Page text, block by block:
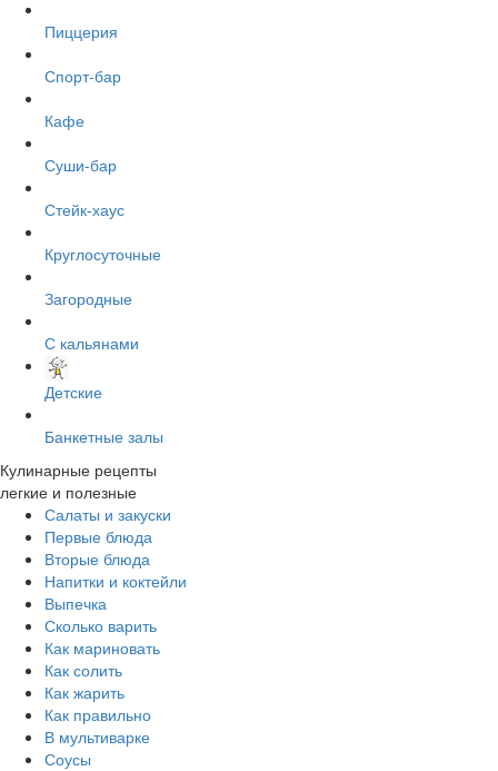
Пиццерия
Спорт-бар
Кафе
Суши-бар
Стейк-хаус
Круглосуточные
Загородные
С кальянами
Детские
Банкетные залы
Кулинарные рецепты
легкие и полезные
Салаты и закуски
Первые блюда
Вторые блюда
Напитки и коктейли
Выпечка
Сколько варить
Как мариновать
Как солить
Как жарить
Как правильно
В мультиварке
Соусы